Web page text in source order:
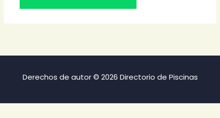
Derechos de autor © 2026 Directorio de Piscinas